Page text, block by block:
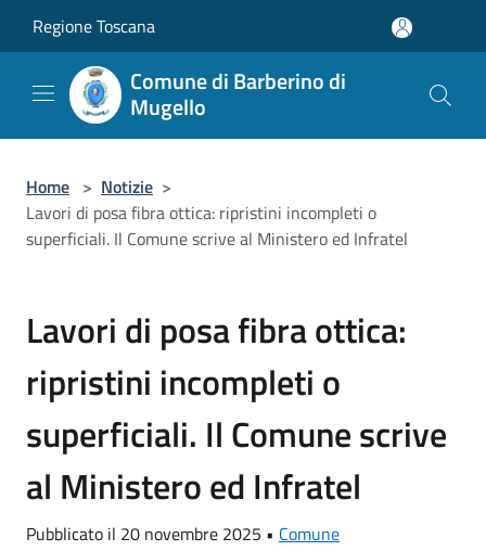
Regione Toscana
Comune di Barberino di
Mugello
Home > Notizie >
Lavori di posa fibra ottica: ripristini incompleti o
superficiali. Il Comune scrive al Ministero ed Infratel
Lavori di posa fibra ottica:
ripristini incompleti o
superficiali. Il Comune scrive
al Ministero ed Infratel
Pubblicato il 20 novembre 2025 • Comune